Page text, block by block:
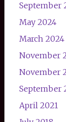
September
May 2024
March 2024
November
November
September
April 2021